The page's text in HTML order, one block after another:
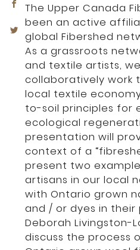
The Upper Canada
been an active
global Fibershed
As a grassroots
and textile artists, we
collaboratively work
local textile
to-soil principles for
ecological
presentation will
context of a
present two
artisans in our local
with Ontario grown
and / or dyes in their
Deborah Livingston-
discuss the process